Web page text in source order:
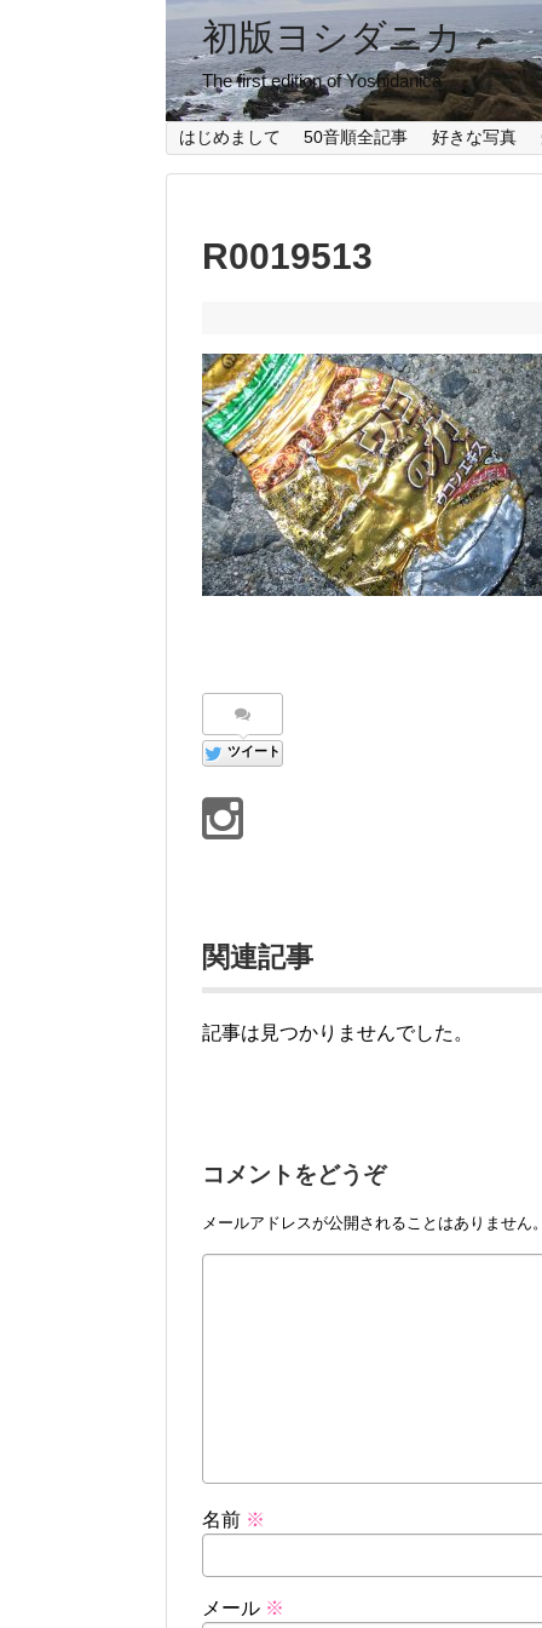
初版ヨシダニカ
The first edition of Yoshidanica
はじめまして 50音順全記事 好きな写真
R0019513
ツイート
関連記事
記事は見つかりませんでした。
コメントをどうぞ
メールアドレスが公開されることはありません
名前 ※
メール ※